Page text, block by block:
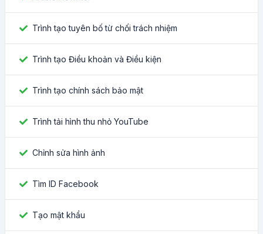
Trình tạo tuyên bố từ chối trách nhiệm
Trình tạo Điều khoản và Điều kiện
Trình tạo chính sách bảo mật
Trình tải hình thu nhỏ YouTube
Chỉnh sửa hình ảnh
Tìm ID Facebook
Tạo mật khẩu